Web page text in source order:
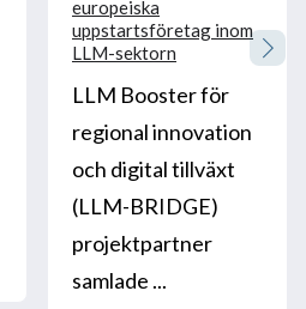
europeiska
uppstartsföretag inom
LLM-sektorn
LLM Booster för
regional innovation
och digital tillväxt
(LLM-BRIDGE)
projektpartner
samlade ...